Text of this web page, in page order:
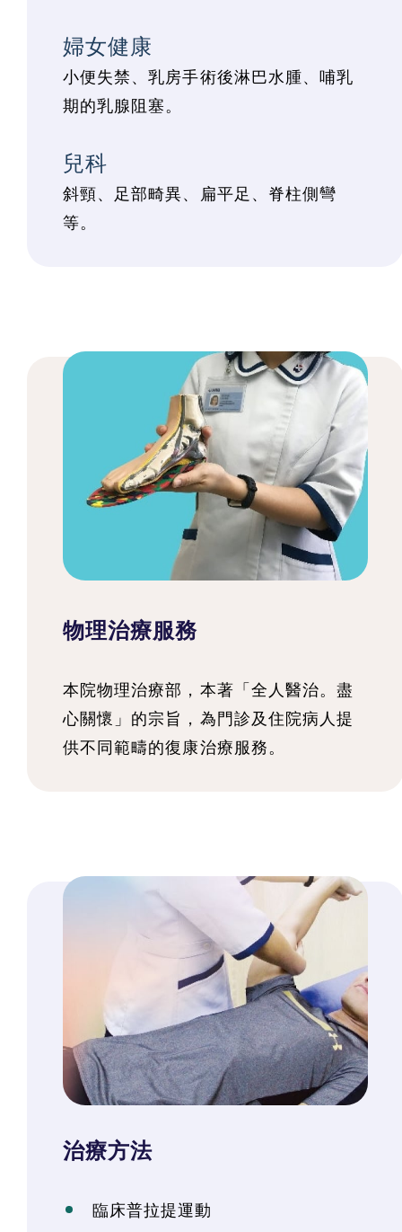
婦女健康
小便失禁、乳房手術後淋巴水腫、哺乳
期的乳腺阻塞。
兒科
斜頸、足部畸異、扁平足、脊柱側彎
等。
物理治療服務
本院物理治療部，本著「全人醫治。盡
心關懷」的宗旨，為門診及住院病人提
供不同範疇的復康治療服務。
治療方法
臨床普拉提運動